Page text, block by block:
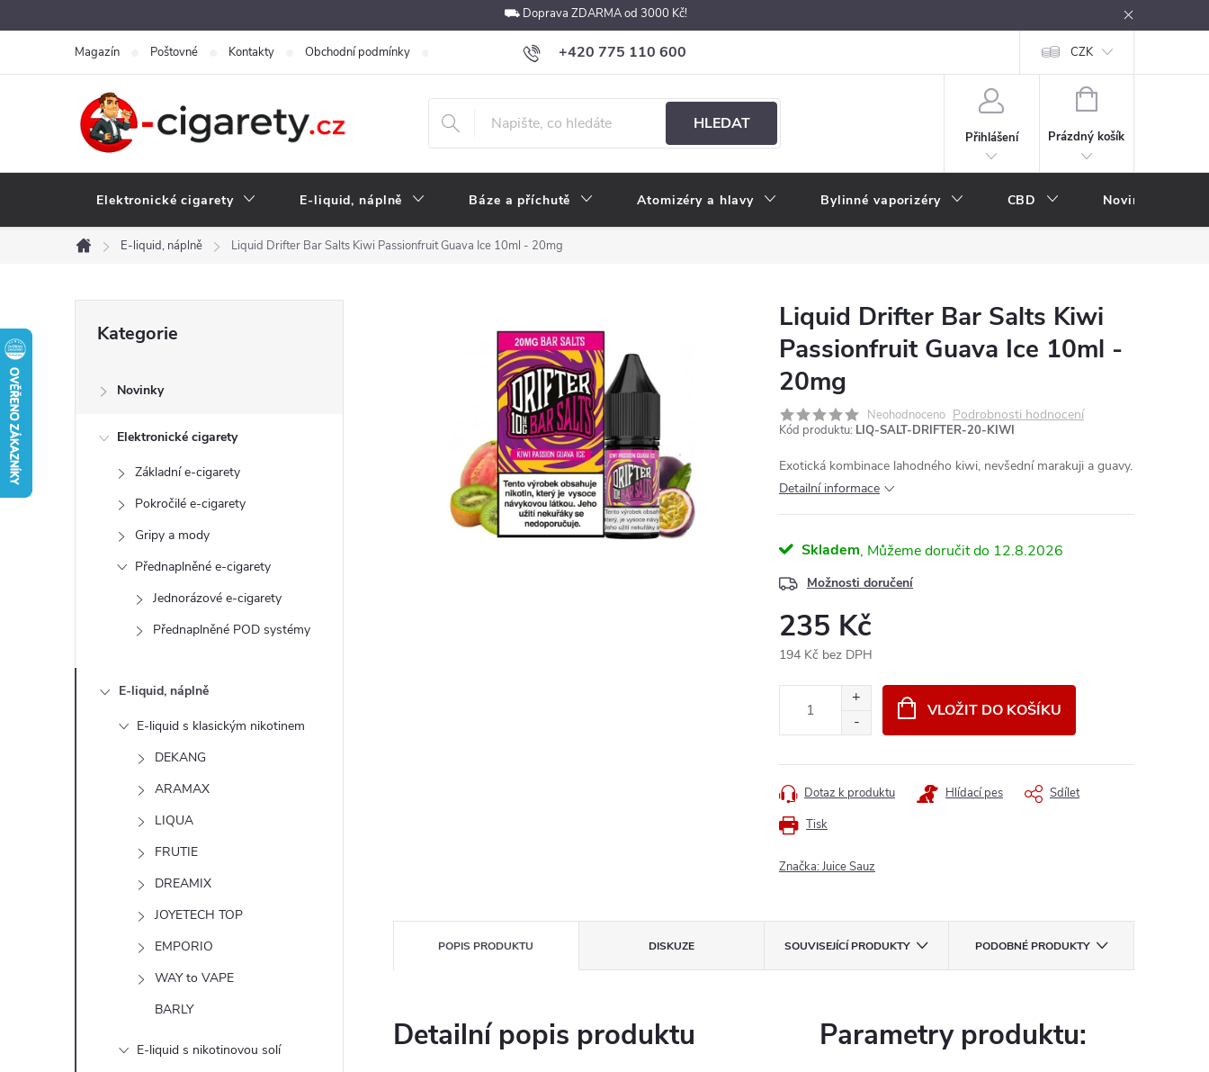
na
⛟ Doprava ZDARMA od 3000 Kč!
+420 775 110 600
obchod@e-cigarety.cz
Magazín Poštovné Kontakty Obchodní podmínky Podmínky ochrany osobních údajů Velkoobchod Vše o e-kouření Nákupní rádce
CZK
HLEDAT
Přihlášení
NÁKUPNÍ
Prázdný košík
Elektronické cigarety E-liquid, náplně Báze a příchutě Atomizéry a hlavy Bylinné vaporizéry CBD Novinky
Domů
E-liquid, náplně Liquid Drifter Bar Salts Kiwi Passionfruit Guava Ice 10ml - 20mg
í
kategorie
Kategorie
Novinky
Elektronické cigarety
Základní e-cigarety
Pokročilé e-cigarety
Gripy a mody
Přednaplněné e-cigarety
Jednorázové e-cigarety
Přednaplněné POD systémy
E-liquid, náplně
E-liquid s klasickým nikotinem
DEKANG
ARAMAX
LIQUA
FRUTIE
DREAMIX
JOYETECH TOP
EMPORIO
WAY to VAPE
BARLY
E-liquid s nikotinovou solí
Liquid Drifter Bar Salts Kiwi
Passionfruit Guava Ice 10ml -
20mg
Neohodnoceno Podrobnosti hodnocení
Kód produktu: LIQ-SALT-DRIFTER-20-KIWI
Exotická kombinace lahodného kiwi, nevšední marakuji a guavy.
Detailní informace
Skladem 12.8.2026
Možnosti doručení
235 Kč
194 Kč bez DPH
VLOŽIT DO KOŠÍKU
Tisk
Dotaz k produktu Hlídací pes Sdílet
Značka:Juice Sauz
POPIS PRODUKTU DISKUZE SOUVISEJÍCÍ PRODUKTY PODOBNÉ PRODUKTY
Detailní popis produktu Parametry produktu: